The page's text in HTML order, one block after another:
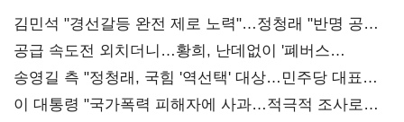
김민석 "경선갈등 완전 제로 노력"…정청래 "반명 공세
사과부터"
공급 속도전 외치더니…황희, 난데없이 '폐버스
리모델링' 제안
송영길 측 "정청래, 국힘 '역선택' 대상…민주당 대표로
총선 지휘 못해"
이 대통령 "국가폭력 피해자에 사과…적극적 조사로